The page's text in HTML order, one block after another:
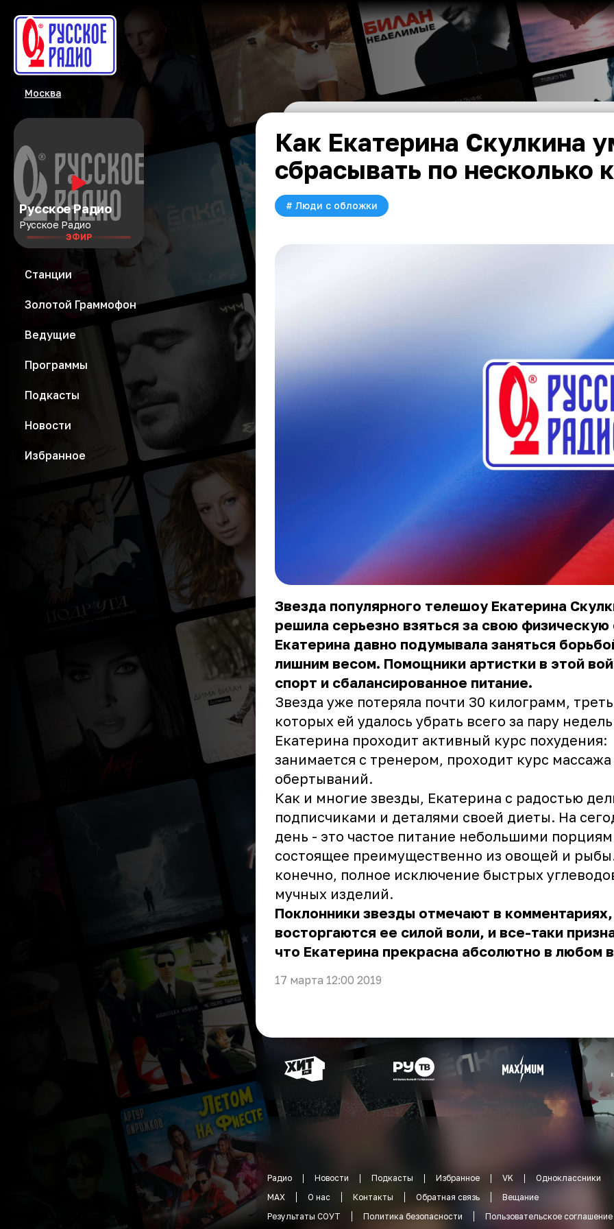
Москва
Русское Радио
Русское Радио
ЭФИР
Станции
Золотой Граммофон
Ведущие
Программы
Подкасты
Новости
Избранное
Как Екатерина Скулкина
сбрасывать по несколько
# Люди с обложки
Звезда популярного телешоу Екатерина
решила серьезно взяться за свою
Екатерина давно подумывала заняться
лишним весом. Помощники артистки в этой
спорт и сбалансированное питание.
Звезда уже потеряла почти 30 килограмм,
которых ей удалось убрать всего за пару
Екатерина проходит активный курс похудения:
занимается с тренером, проходит курс
обертываний.
Как и многие звезды, Екатерина с радостью
подписчиками и деталями своей диеты. На
день - это частое питание небольшими
состоящее преимущественно из овощей и
конечно, полное исключение быстрых
мучных изделий.
Поклонники звезды отмечают в
восторгаются ее силой воли, и все-таки
что Екатерина прекрасна абсолютно в любом
17 марта 12:00 2019
Радио Новости Подкасты Избранное VK
Одноклассники
MAX
О нас Контакты Обратная связь
Вещание
Результаты СОУТ
Политика безопасности Пользовательское соглашение